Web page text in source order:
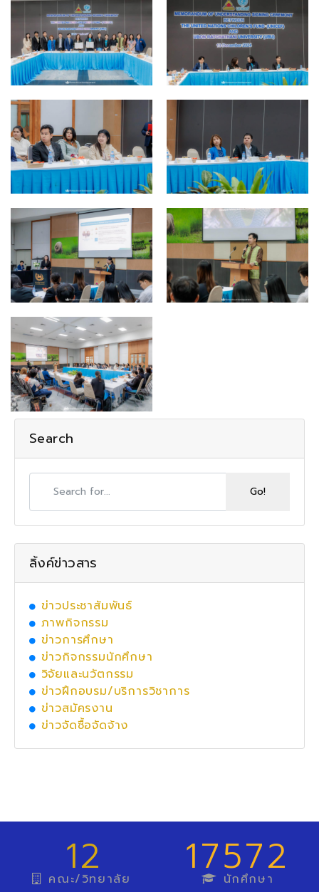
Search
ลิ้งค์ข่าวสาร
ข่าวประชาสัมพันธ์
ภาพกิจกรรม
ข่าวการศึกษา
ข่าวกิจกรรมนักศึกษา
วิจัยและนวัตกรรม
ข่าวฝึกอบรม/บริการวิชาการ
ข่าวสมัครงาน
ข่าวจัดซื้อจัดจ้าง
12
คณะ/วิทยาลัย 17572
นักศึกษา